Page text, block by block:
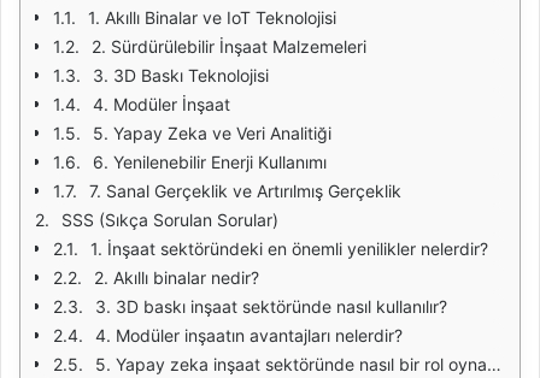
1. Akıllı Binalar ve IoT Teknolojisi
2. Sürdürülebilir İnşaat Malzemeleri
3. 3D Baskı Teknolojisi
4. Modüler İnşaat
5. Yapay Zeka ve Veri Analitiği
6. Yenilenebilir Enerji Kullanımı
7. Sanal Gerçeklik ve Artırılmış Gerçeklik
SSS (Sıkça Sorulan Sorular)
1. İnşaat sektöründeki en önemli yenilikler nelerdir?
2. Akıllı binalar nedir?
3. 3D baskı inşaat sektöründe nasıl kullanılır?
4. Modüler inşaatın avantajları nelerdir?
5. Yapay zeka inşaat sektöründe nasıl bir rol oynamaktadır?